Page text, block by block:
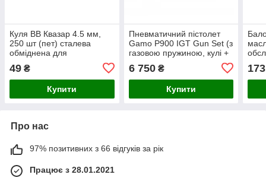
Куля BB Квазар 4.5 мм,
250 шт (пет) сталева
обміднена для
49 ₴
Купити
Пневматичний пістолет
Gamo P900 IGT Gun Set (з
газовою пружиною, кулі +
мішені + кулеуловлювач)
6 750₴
Купити
173
Про нас
97% позитивних з 66 відгуків за рік
Працює з 28.01.2021